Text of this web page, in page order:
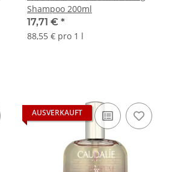
Shampoo 200ml
17,71 € *
88,55 € pro 1 l
AUSVERKAUFT